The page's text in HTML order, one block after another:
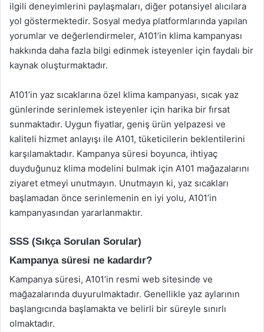
ilgili deneyimlerini paylaşmaları, diğer potansiyel alıcılara
yol göstermektedir. Sosyal medya platformlarında yapılan
yorumlar ve değerlendirmeler, A101’in klima kampanyası
hakkında daha fazla bilgi edinmek isteyenler için faydalı bir
kaynak oluşturmaktadır.
A101’in yaz sıcaklarına özel klima kampanyası, sıcak yaz
günlerinde serinlemek isteyenler için harika bir fırsat
sunmaktadır. Uygun fiyatlar, geniş ürün yelpazesi ve
kaliteli hizmet anlayışı ile A101, tüketicilerin beklentilerini
karşılamaktadır. Kampanya süresi boyunca, ihtiyaç
duyduğunuz klima modelini bulmak için A101 mağazalarını
ziyaret etmeyi unutmayın. Unutmayın ki, yaz sıcakları
başlamadan önce serinlemenin en iyi yolu, A101’in
kampanyasından yararlanmaktır.
SSS (Sıkça Sorulan Sorular)
Kampanya süresi ne kadardır?
Kampanya süresi, A101’in resmi web sitesinde ve
mağazalarında duyurulmaktadır. Genellikle yaz aylarının
başlangıcında başlamakta ve belirli bir süreyle sınırlı
olmaktadır.